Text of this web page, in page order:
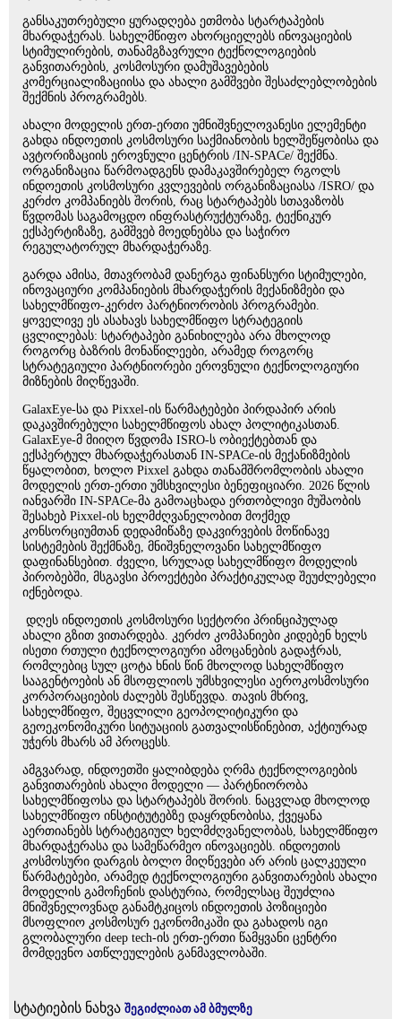
განსაკუთრებული ყურადღება ეთმობა სტარტაპების
მხარდაჭერას. სახელმწიფო ახორციელებს ინოვაციების
სტიმულირების, თანამგზავრული ტექნოლოგიების
განვითარების, კოსმოსური დამუშავებების
კომერციალიზაციისა და ახალი გამშვები შესაძლებლობების
შექმნის პროგრამებს.
ახალი მოდელის ერთ-ერთი უმნიშვნელოვანესი ელემენტი
გახდა ინდოეთის კოსმოსური საქმიანობის ხელშეწყობისა და
ავტორიზაციის ეროვნული ცენტრის /IN-SPACe/ შექმნა.
ორგანიზაცია წარმოადგენს დამაკავშირებელ რგოლს
ინდოეთის კოსმოსური კვლევების ორგანიზაციასა /ISRO/ და
კერძო კომპანიებს შორის, რაც სტარტაპებს სთავაზობს
წვდომას საგამოცდო ინფრასტრუქტურაზე, ტექნიკურ
ექსპერტიზაზე, გამშვებ მოედნებსა და საჭირო
რეგულატორულ მხარდაჭერაზე.
გარდა ამისა, მთავრობამ დანერგა ფინანსური სტიმულები,
ინოვაციური კომპანიების მხარდაჭერის მექანიზმები და
სახელმწიფო-კერძო პარტნიორობის პროგრამები.
ყოველივე ეს ასახავს სახელმწიფო სტრატეგიის
ცვლილებას: სტარტაპები განიხილება არა მხოლოდ
როგორც ბაზრის მონაწილეები, არამედ როგორც
სტრატეგიული პარტნიორები ეროვნული ტექნოლოგიური
მიზნების მიღწევაში.
GalaxEye-სა და Pixxel-ის წარმატებები პირდაპირ არის
დაკავშირებული სახელმწიფოს ახალ პოლიტიკასთან.
GalaxEye-მ მიიღო წვდომა ISRO-ს ობიექტებთან და
ექსპერტულ მხარდაჭერასთან IN-SPACe-ის მექანიზმების
წყალობით, ხოლო Pixxel გახდა თანამშრომლობის ახალი
მოდელის ერთ-ერთი უმსხვილესი ბენეფიციარი. 2026 წლის
იანვარში IN-SPACe-მა გამოაცხადა ერთობლივი მუშაობის
შესახებ Pixxel-ის ხელმძღვანელობით მოქმედ
კონსორციუმთან დედამიწაზე დაკვირვების მოწინავე
სისტემების შექმნაზე, მნიშვნელოვანი სახელმწიფო
დაფინანსებით. ძველი, სრულად სახელმწიფო მოდელის
პირობებში, მსგავსი პროექტები პრაქტიკულად შეუძლებელი
იქნებოდა.
დღეს ინდოეთის კოსმოსური სექტორი პრინციპულად
ახალი გზით ვითარდება. კერძო კომპანიები კიდებენ ხელს
ისეთი რთული ტექნოლოგიური ამოცანების გადაჭრას,
რომლებიც სულ ცოტა ხნის წინ მხოლოდ სახელმწიფო
სააგენტოების ან მსოფლიოს უმსხვილესი აეროკოსმოსური
კორპორაციების ძალებს შესწევდა. თავის მხრივ,
სახელმწიფო, შეცვლილი გეოპოლიტიკური და
გეოეკონომიკური სიტუაციის გათვალისწინებით, აქტიურად
უჭერს მხარს ამ პროცესს.
ამგვარად, ინდოეთში ყალიბდება ღრმა ტექნოლოგიების
განვითარების ახალი მოდელი — პარტნიორობა
სახელმწიფოსა და სტარტაპებს შორის. ნაცვლად მხოლოდ
სახელმწიფო ინსტიტუტებზე დაყრდნობისა, ქვეყანა
აერთიანებს სტრატეგიულ ხელმძღვანელობას, სახელმწიფო
მხარდაჭერასა და სამეწარმეო ინოვაციებს. ინდოეთის
კოსმოსური დარგის ბოლო მიღწევები არ არის ცალკეული
წარმატებები, არამედ ტექნოლოგიური განვითარების ახალი
მოდელის გამოჩენის დასტურია, რომელსაც შეუძლია
მნიშვნელოვნად განამტკიცოს ინდოეთის პოზიციები
მსოფლიო კოსმოსურ ეკონომიკაში და გახადოს იგი
გლობალური deep tech-ის ერთ-ერთი წამყვანი ცენტრი
მომდევნო ათწლეულების განმავლობაში.
სტატიების ნახვა შეგიძლიათ ამ ბმულზე